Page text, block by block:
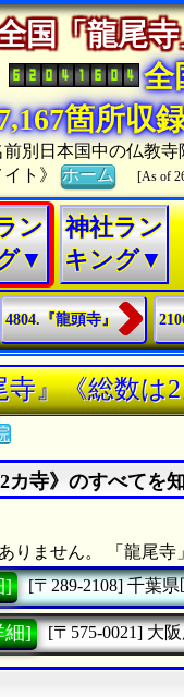
国「龍尾
全
箇所収
別日本国中の仏教寺
イト》ホーム [As of
ン
▼
神社ラン
キング▼
4804.『龍頭寺』
寺』《総数は
カ寺》のすべてを
りません。 「龍尾寺
] [〒289-2108] 千葉県
細] [〒575-0021] 大